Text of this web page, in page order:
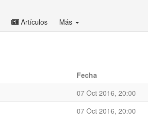
Artículos Más
Fecha
07 Oct 2016, 20:00
07 Oct 2016, 20:00